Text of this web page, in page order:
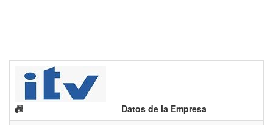
📠 Datos de la Empresa